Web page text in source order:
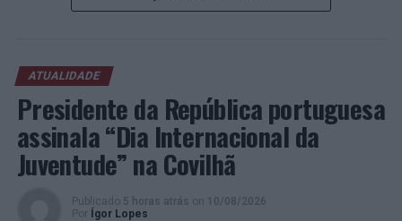
Foto: CMA.
EXPOSIÇÃO
MUSEU DO VINHO BAIRRADA
PORTOCARTOON
PRÓXIMO
Como acolher pessoas refugiadas?
NÃO PERCA
Especialista da Universidade de Coimbra nomeado para
cargo europeu na área da supercomputação
ATUALIDADE
Presidente da República portuguesa
assinala “Dia Internacional da
Juventude” na Covilhã
Publicado 5 horas atrás on 10/08/2026
Por
Ígor Lopes